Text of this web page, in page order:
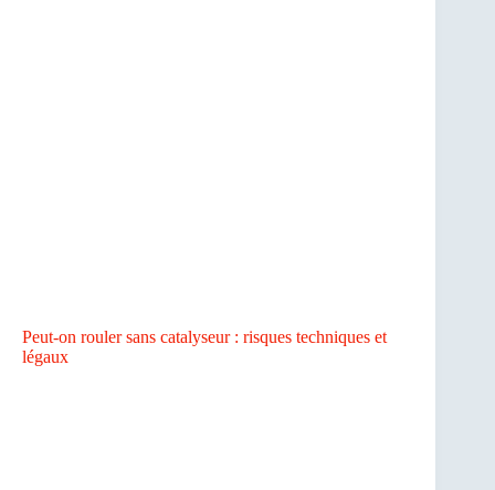
Peut-on rouler sans catalyseur : risques techniques et
légaux